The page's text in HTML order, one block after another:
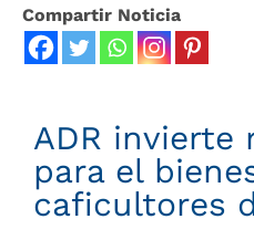
Compartir Noticia
ADR invierte
para el
caficultores